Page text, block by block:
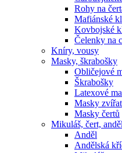
Rohy na
Mafiánské
Kovbojské
Čelenky na
Kníry, vousy
Masky, škrabošky
Obličejové
Škrabošky
Latexové
Masky zvířat
Masky čertů
Mikuláš, čert, anděl
Anděl
Andělská